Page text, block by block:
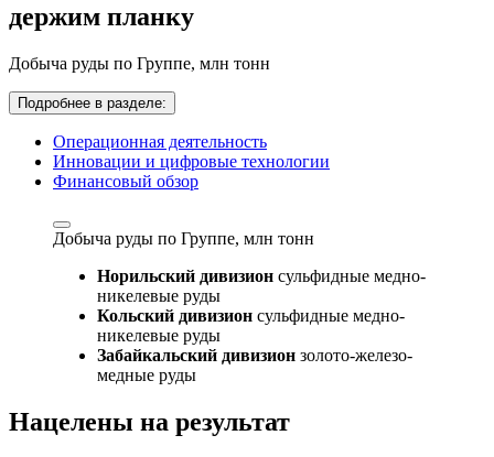
держим планку
Добыча руды по Группе, млн тонн
Подробнее в разделе:
Операционная деятельность
Инновации и цифровые технологии
Финансовый обзор
Добыча руды по Группе, млн тонн
Норильский дивизион сульфидные медно-
никелевые руды
Кольский дивизион сульфидные медно-
никелевые руды
Забайкальский дивизион золото-железо-
медные руды
Нацелены на результат